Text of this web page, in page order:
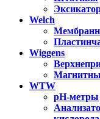
Welch
Wiggens
WTW
pH-метры